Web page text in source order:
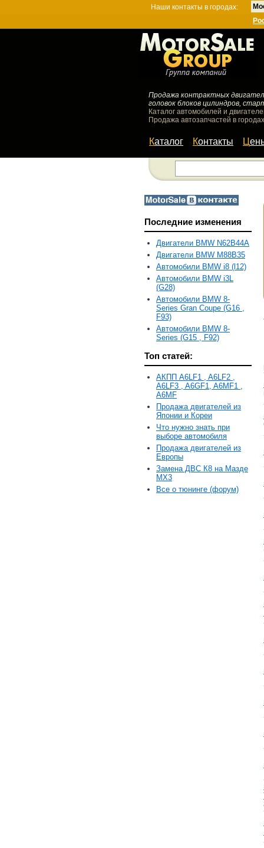
Наши контакты в городах:
Продажа контрактных
головок блоков цилиндров,
Каталог автомобилей и
Продажа автозапчастей в
Каталог Контакты
Последние изменения
Двигатели BMW N62B44A
Двигатели BMW M88B35
Автомобили BMW i8 (l12)
Автомобили BMW i3L
(G28)
Автомобили BMW 8-
Series Gran Coupe (G16 ,
F93)
Автомобили BMW 8-
Series (G15 , F92)
Топ статей:
АКПП A6LF1 , A6LF2 ,
A6LF3 , A6GF1, A6MF1 ,
A6MF
Продажа двигателей из
Японии и Кореи
Что нужно знать при
выборе автомобиля
Продажа двигателей из
Европы
Замена ДВС К8 на Мазде
MX3
Все о тюнинге (форум)